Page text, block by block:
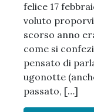
felice 17
voluto
scorso anno
come si
pensato di
ugonotte
passato, […]